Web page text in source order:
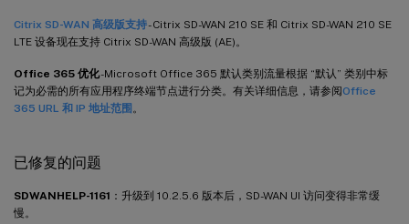
Citrix SD-WAN 高级版支持- Citrix SD-WAN 210 SE 和 Citrix SD-WAN 210 SE
LTE 设备现在支持 Citrix SD-WAN 高级版 (AE)。
Office 365 优化-Microsoft Office 365 默认类别流量根据 “默认” 类别中标
记为必需的所有应用程序终端节点进行分类。有关详细信息，请参阅Office
365 URL 和 IP 地址范围 。
已修复的问题
SDWANHELP-1161 ：升级到 10.2.5.6 版本后，SD-WAN UI 访问变得非常缓
慢。